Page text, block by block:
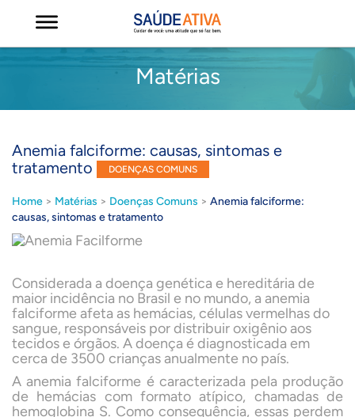
Matérias
Anemia falciforme: causas, sintomas e
tratamento
DOENÇAS COMUNS
Home > Matérias > Doenças Comuns > Anemia falciforme:
causas, sintomas e tratamento
Considerada a doença genética e hereditária de
maior incidência no Brasil e no mundo, a anemia
falciforme afeta as hemácias, células vermelhas do
sangue, responsáveis por distribuir oxigênio aos
tecidos e órgãos. A doença é diagnosticada em
cerca de 3500 crianças anualmente no país.
A anemia falciforme é caracterizada pela produção
de hemácias com formato atípico, chamadas de
hemoglobina S. Como consequência, essas perdem